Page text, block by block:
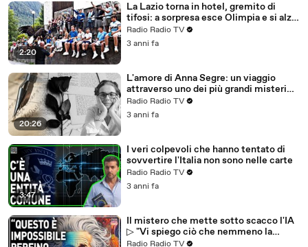
2:20
La Lazio torna in hotel, gremito di
tifosi: a sorpresa esce Olimpia e si alza
un canto da brividi (VIDEO)
Radio Radio TV
3 anni fa
20:26
L'amore di Anna Segre: un viaggio
attraverso uno dei più grandi misteri
della vita
Radio Radio TV
3 anni fa
3:47
I veri colpevoli che hanno tentato di
sovvertire l'Italia non sono nelle carte
Radio Radio TV
3 anni fa
Il mistero che mette sotto scacco l'IA
▷ "Vi spiego ciò che nemmeno la
scienza sa sulla mente umana"
Radio Radio TV